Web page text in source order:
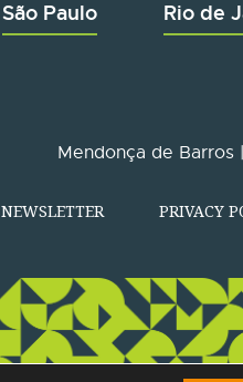
São Paulo Rio de
Mendonça de
NEWSLETTER PRIVACY